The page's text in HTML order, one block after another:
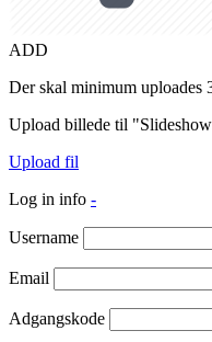
ADD
Der skal minimum uploades
Upload billede til
Upload fil
Log in info -
Username
Email
Adgangskode